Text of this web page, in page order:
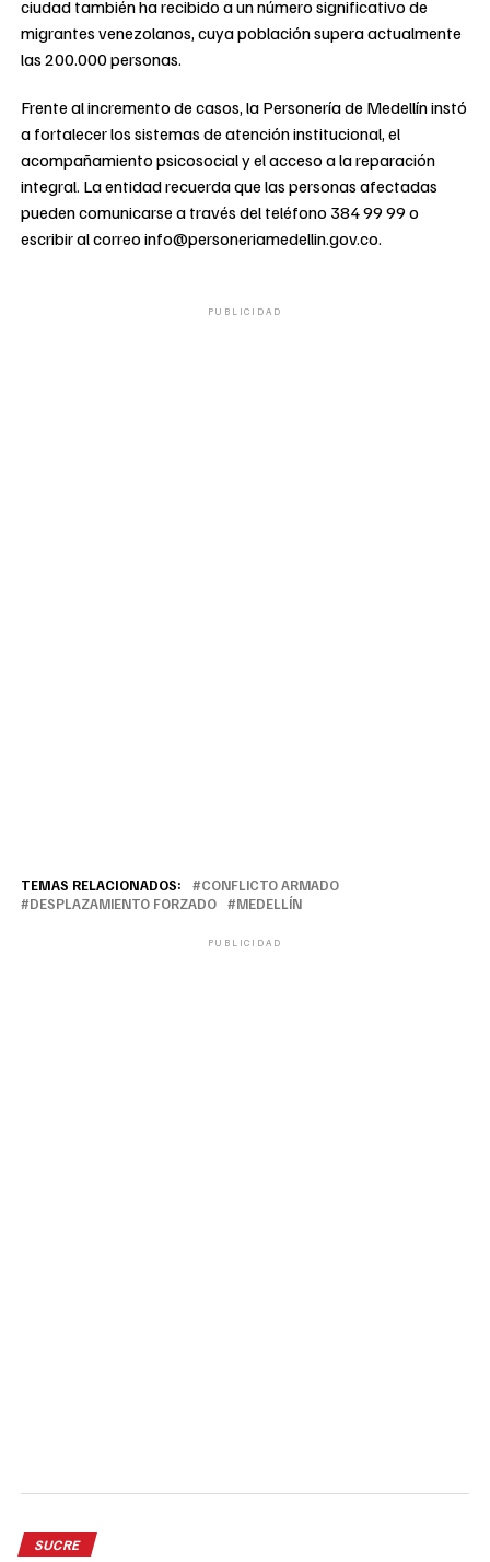
ciudad también ha recibido a un número significativo de
migrantes venezolanos, cuya población supera actualmente
las 200.000 personas.
Frente al incremento de casos, la Personería de Medellín instó
a fortalecer los sistemas de atención institucional, el
acompañamiento psicosocial y el acceso a la reparación
integral. La entidad recuerda que las personas afectadas
pueden comunicarse a través del teléfono 384 99 99 o
escribir al correo info@personeriamedellin.gov.co.
PUBLICIDAD
TEMAS RELACIONADOS:
CONFLICTO ARMADO
DESPLAZAMIENTO FORZADO
MEDELLÍN
PUBLICIDAD
SUCRE